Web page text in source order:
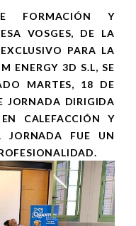
FORMACIÓN Y
VOSGES, DE LA
PARA LA
ENERGY 3D S.L, SE
MARTES, 18 DE
JORNADA DIRIGIDA
CALEFACCIÓN Y
JORNADA FUE UN